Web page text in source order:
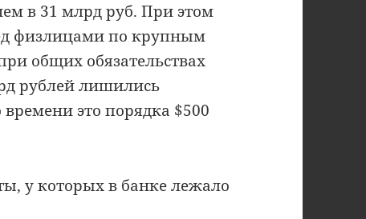
в 31 млрд руб. При этом
физлицами по крупным
общих обязательствах
рублей лишились
это порядка $500
у которых в банке лежало